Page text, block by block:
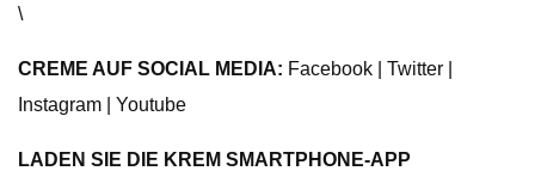
\
CREME AUF SOCIAL MEDIA: Facebook | Twitter |
Instagram | Youtube
LADEN SIE DIE KREM SMARTPHONE-APP